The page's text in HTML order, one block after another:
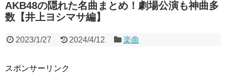
AKB48の隠れた名曲まとめ！劇場公演も神曲多
数【井上ヨシマサ編】
2023/1/27 2024/4/12 楽曲
スポンサーリンク